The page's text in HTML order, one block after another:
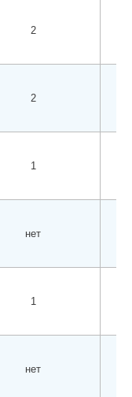
2
2
1
нет
1
нет